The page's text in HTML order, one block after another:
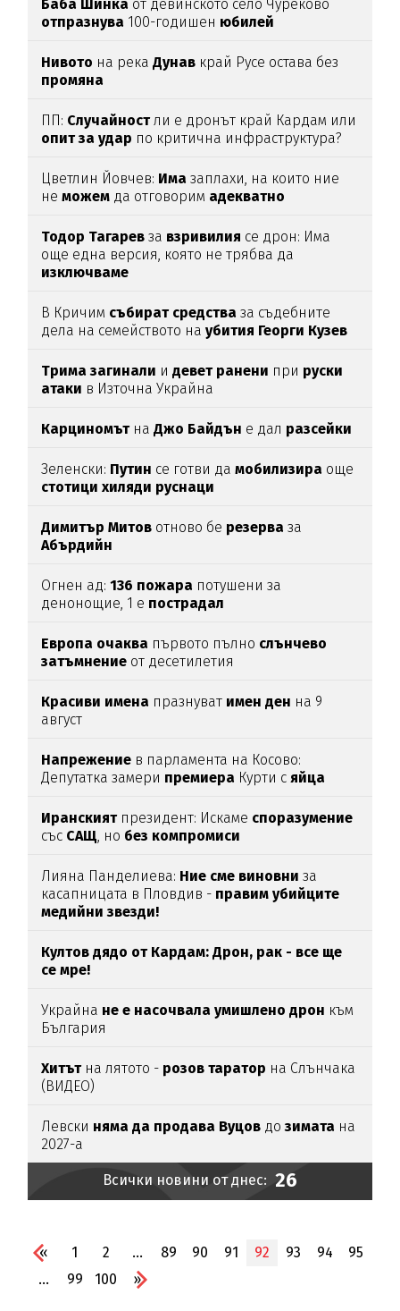
Баба Шинка от девинското село Чуреково
отпразнува 100-годишен юбилей
Нивото на рекаДунав край Русе остава без
промяна
ПП: Случайностли е дронът край Кардам или
опит за удар по критична инфраструктура?
Цветлин Йовчев: Има заплахи, на които ние
неможем да отговорим адекватно
Тодор Тагарев за взривилия се дрон: Има
още една версия, която не трябва да
изключваме
В Кричим събират средства за съдебните
дела на семейството наубития Георги Кузев
Трима загинали идевет ранени при руски
атаки в Източна Украйна
КарциномътнаДжо Байдън е дал разсейки
Зеленски: Путин се готви дамобилизира още
стотици хиляди руснаци
Димитър Митов отново бе резерва за
Абърдийн
Огнен ад:136 пожара потушени за
денонощие, 1 е пострадал
Европа очаква първото пълно слънчево
затъмнение от десетилетия
Красиви имена празнуват имен ден на 9
август
Напрежение в парламента на Косово:
Депутатка замери премиера Курти с яйца
Иранскиятпрезидент: Искаме споразумение
със САЩ , но без компромиси
Лияна Панделиева: Ние сме виновниза
касапницата в Пловдив - правим убийците
медийни звезди!
Култов дядо от Кардам: Дрон, рак - все ще
се мре!
Украйна не е насочвала умишлено дрон към
България
Хитътна лятото - розов таратор на Слънчака
(ВИДЕО)
Левски няма да продава Вуцов дозимата на
2027-а
Всички новини от днес: 26
« 1 2 ... 89 90 91 92 93 94
95
...
99 100 »